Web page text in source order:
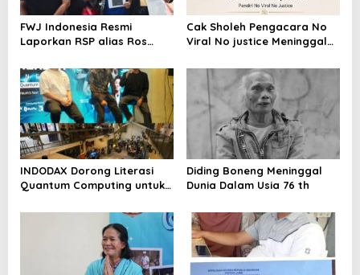
FWJ Indonesia Resmi
Laporkan RSP alias Ros
Cak Sholeh Pengacara No
Viral No justice Meninggal
INDODAX Dorong Literasi
Quantum Computing untuk
Blockchain
Diding Boneng Meninggal
Dunia Dalam Usia 76 th